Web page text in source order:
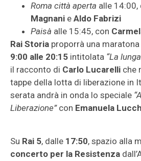
Roma città aperta alle 14:00,
Magnani e Aldo Fabrizi
Paisà alle 15:45, con
Rai Storia proporrà una
9:00 alle 20:15 intitolata “La
il racconto di Carlo Lucarelli che
tappe della lotta di liberazione in
serata andrà in onda lo speciale
Liberazione”con Emanuela
Su Rai 5, dalle 17:50, spazio alla
concerto per la Resistenza